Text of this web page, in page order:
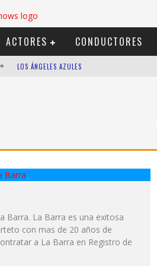
ACTORES CONDUCTORES
LOS ÁNGELES AZULES
DUKI
VI EM
Barra. La Barra es una exitosa
con mas de 20 años de
a La Barra en Registro de